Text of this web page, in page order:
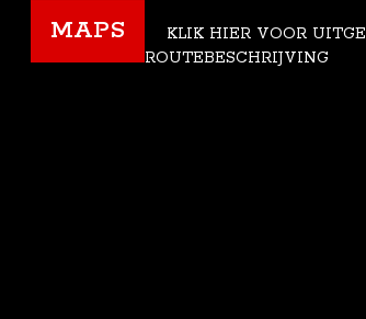
MAPS
KLIK HIER VOOR
ROUTEBESCHRIJVING